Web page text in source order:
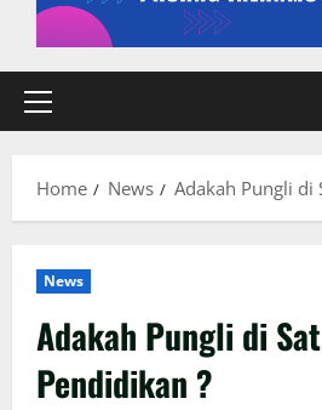
Primary
Home News Adakah Pungli di
News
Adakah Pungli di
Pendidikan ?